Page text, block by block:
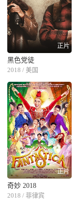
正片
黑色党徒
2018 / 美国
正片
奇妙 2018
2018 / 菲律宾